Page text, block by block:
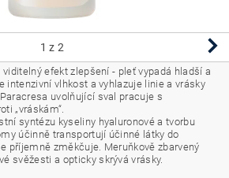
1 z 2
efekt zlepšení - pleť vypadá hladší a
intenzivní vlhkost a vyhlazuje linie a vrásky
uvolňující sval pracuje s
„vráskám“.
syntézu kyseliny hyaluronové a tvorbu
účinně transportují účinné látky do
příjemně změkčuje. Meruňkově zbarvený
svěžesti a opticky skrývá vrásky.